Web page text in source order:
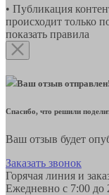
• Публикация
происходит только
показать правила
Ваш отзыв отправлен!
Спасибо, что решили
Ваш отзыв будет
Заказать звонок
Горячая линия и
Ежедневно с 7:00 до